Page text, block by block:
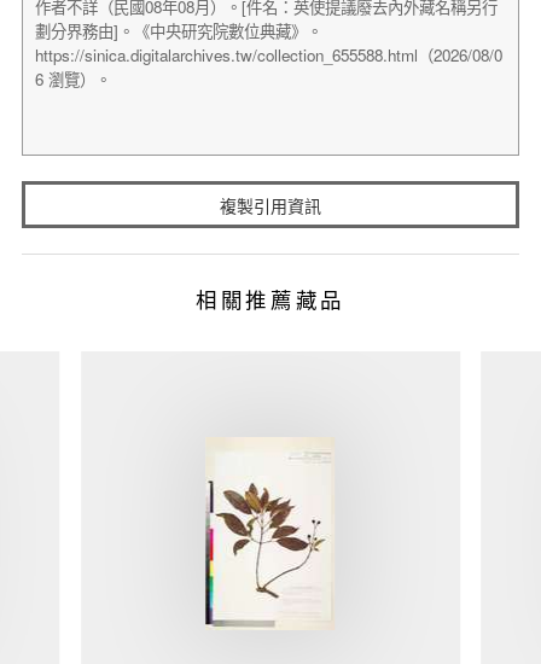
複製引用資訊
相關推薦藏品